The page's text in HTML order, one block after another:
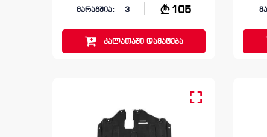
მარაგშია: 3 105
კალათაშიდამატება